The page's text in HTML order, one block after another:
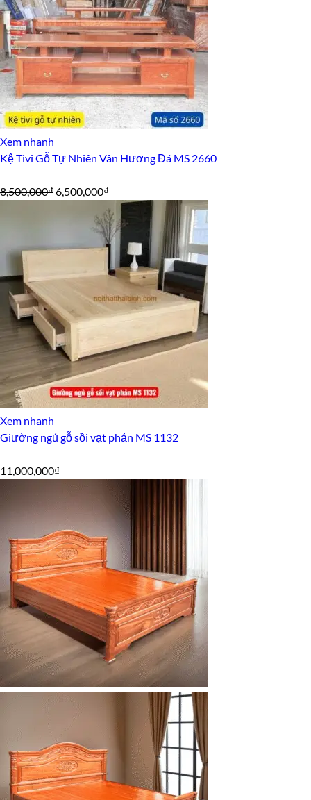
Xem nhanh
Kệ Tivi Gỗ Tự Nhiên Vân Hương Đá MS 2660
8,500,000₫Giá
8,500,000₫.
6,500,000₫
hiện
tại
là:
6,500,000₫.
Xem nhanh
Giường ngủ gỗ sồi vạt phản MS 1132
11,000,000₫